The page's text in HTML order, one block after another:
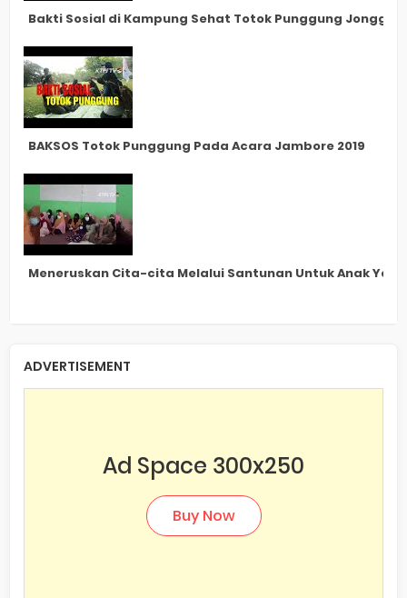
Bakti Sosial di Kampung Sehat Totok Punggung Jonggol
BAKSOS Totok Punggung Pada Acara Jambore 2019
Meneruskan Cita-cita Melalui Santunan Untuk Anak
ADVERTISEMENT
Ad Space 300x250
Buy Now